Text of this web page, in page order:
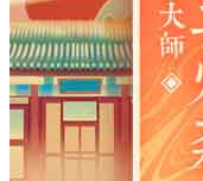
年
2028
2027
2022
2021
2015
2014
2009
2008
2002
2001
1995